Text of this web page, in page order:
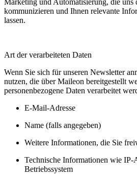
kommunizieren und Ihnen relevante
lassen.
Art der verarbeiteten Daten
Wenn Sie sich für unseren Newsletter
nutzen, die über Maileon bereitgestellt
personenbezogene Daten verarbeitet
E-Mail-Adresse
Name (falls angegeben)
Weitere Informationen, die Sie
Technische Informationen wie IP-
Betriebssystem